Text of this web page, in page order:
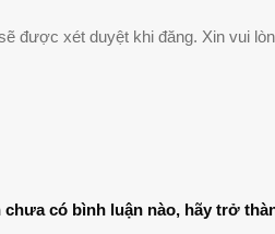
được xét duyệt khi đăng. Xin vui
chưa có bình luận nào, hãy trở